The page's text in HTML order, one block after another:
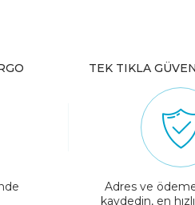
TEK TIKLA
Adres ve
kaydedin, en